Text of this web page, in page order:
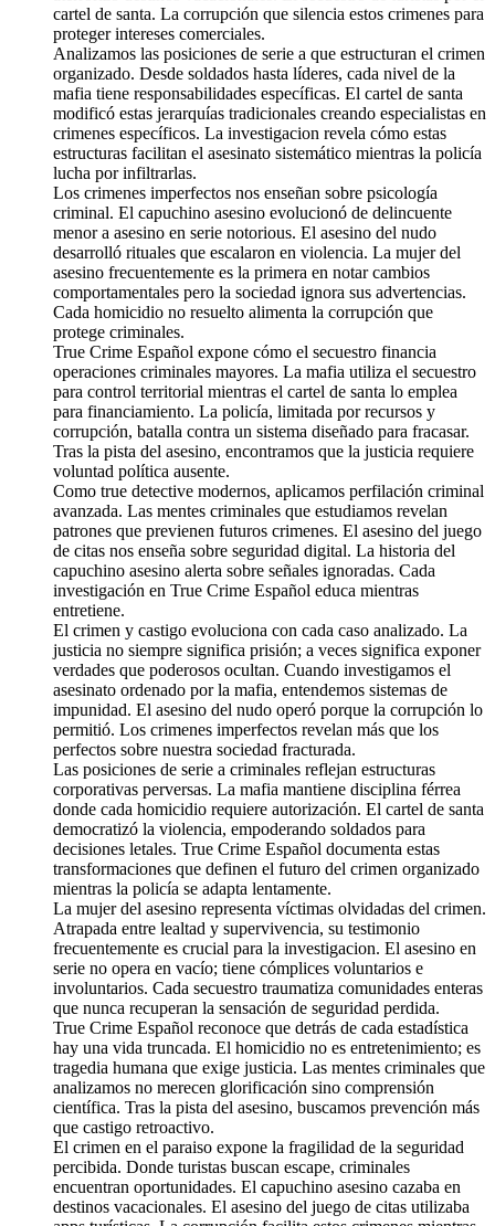
cartel de santa. La corrupción que silencia estos crimenes para
proteger intereses comerciales.
Analizamos las posiciones de serie a que estructuran el crimen
organizado. Desde soldados hasta líderes, cada nivel de la
mafia tiene responsabilidades específicas. El cartel de santa
modificó estas jerarquías tradicionales creando especialistas en
crimenes específicos. La investigacion revela cómo estas
estructuras facilitan el asesinato sistemático mientras la policía
lucha por infiltrarlas.
Los crimenes imperfectos nos enseñan sobre psicología
criminal. El capuchino asesino evolucionó de delincuente
menor a asesino en serie notorious. El asesino del nudo
desarrolló rituales que escalaron en violencia. La mujer del
asesino frecuentemente es la primera en notar cambios
comportamentales pero la sociedad ignora sus advertencias.
Cada homicidio no resuelto alimenta la corrupción que
protege criminales.
True Crime Español expone cómo el secuestro financia
operaciones criminales mayores. La mafia utiliza el secuestro
para control territorial mientras el cartel de santa lo emplea
para financiamiento. La policía, limitada por recursos y
corrupción, batalla contra un sistema diseñado para fracasar.
Tras la pista del asesino, encontramos que la justicia requiere
voluntad política ausente.
Como true detective modernos, aplicamos perfilación criminal
avanzada. Las mentes criminales que estudiamos revelan
patrones que previenen futuros crimenes. El asesino del juego
de citas nos enseña sobre seguridad digital. La historia del
capuchino asesino alerta sobre señales ignoradas. Cada
investigación en True Crime Español educa mientras
entretiene.
El crimen y castigo evoluciona con cada caso analizado. La
justicia no siempre significa prisión; a veces significa exponer
verdades que poderosos ocultan. Cuando investigamos el
asesinato ordenado por la mafia, entendemos sistemas de
impunidad. El asesino del nudo operó porque la corrupción lo
permitió. Los crimenes imperfectos revelan más que los
perfectos sobre nuestra sociedad fracturada.
Las posiciones de serie a criminales reflejan estructuras
corporativas perversas. La mafia mantiene disciplina férrea
donde cada homicidio requiere autorización. El cartel de santa
democratizó la violencia, empoderando soldados para
decisiones letales. True Crime Español documenta estas
transformaciones que definen el futuro del crimen organizado
mientras la policía se adapta lentamente.
La mujer del asesino representa víctimas olvidadas del crimen.
Atrapada entre lealtad y supervivencia, su testimonio
frecuentemente es crucial para la investigacion. El asesino en
serie no opera en vacío; tiene cómplices voluntarios e
involuntarios. Cada secuestro traumatiza comunidades enteras
que nunca recuperan la sensación de seguridad perdida.
True Crime Español reconoce que detrás de cada estadística
hay una vida truncada. El homicidio no es entretenimiento; es
tragedia humana que exige justicia. Las mentes criminales que
analizamos no merecen glorificación sino comprensión
científica. Tras la pista del asesino, buscamos prevención más
que castigo retroactivo.
El crimen en el paraiso expone la fragilidad de la seguridad
percibida. Donde turistas buscan escape, criminales
encuentran oportunidades. El capuchino asesino cazaba en
destinos vacacionales. El asesino del juego de citas utilizaba